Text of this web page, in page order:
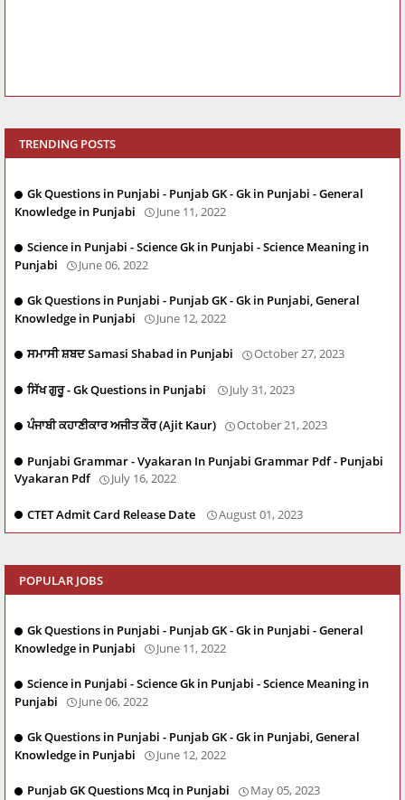
TRENDING POSTS
Gk Questions in Punjabi - Punjab GK - Gk in Punjabi - General
Knowledge in Punjabi
June 11, 2022
Science in Punjabi - Science Gk in Punjabi - Science Meaning in
Punjabi
June 06, 2022
Gk Questions in Punjabi - Punjab GK - Gk in Punjabi, General
Knowledge in Punjabi
June 12, 2022
ਸਮਾਸੀ ਸ਼ਬਦ Samasi Shabad in Punjabi October 27, 2023
ਸਿੱਖ ਗੁਰੂ - Gk Questions in Punjabi July 31, 2023
ਪੰਜਾਬੀ ਕਹਾਣੀਕਾਰ ਅਜੀਤ ਕੌਰ (Ajit Kaur) October 21, 2023
Punjabi Grammar - Vyakaran In Punjabi Grammar Pdf - Punjabi
Vyakaran Pdf
July 16, 2022
CTET Admit Card Release Date August 01, 2023
POPULAR JOBS
Gk Questions in Punjabi - Punjab GK - Gk in Punjabi - General
Knowledge in Punjabi
June 11, 2022
Science in Punjabi - Science Gk in Punjabi - Science Meaning in
Punjabi
June 06, 2022
Gk Questions in Punjabi - Punjab GK - Gk in Punjabi, General
Knowledge in Punjabi
June 12, 2022
Punjab GK Questions Mcq in Punjabi May 05, 2023